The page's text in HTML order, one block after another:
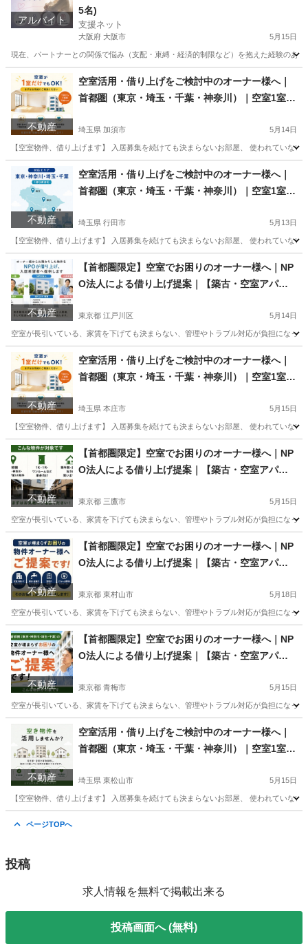
アルバイト
5名)
支援ネット
大阪府 大阪市 5月15日
現在、パートナーとの関係で悩み（支配・束縛・経済的制限など）を抱えた経験のあ
大阪 大阪市 その他 アンケート
不動産
空室活用・借り上げをご検討中のオーナー様へ｜
首都圏（東京・埼玉・千葉・神奈川）｜空室1室か
埼玉県 加須市 5月14日
【空室物件、借り上げます】 入居募集を続けても決まらないお部屋、 使われていな
埼玉 加須市 不動産売買（マンション/一戸建て） 物件
不動産
空室活用・借り上げをご検討中のオーナー様へ｜
首都圏（東京・埼玉・千葉・神奈川）｜空室1室か
埼玉県 行田市 5月13日
【空室物件、借り上げます】 入居募集を続けても決まらないお部屋、 使われていな
埼玉 行田市 不動産売買（マンション/一戸建て） 物件
不動産
【首都圏限定】空室でお困りのオーナー様へ｜NP
O法人による借り上げ提案｜【築古・空室アパー
東京都 江戸川区 5月14日
空室が長引いている、家賃を下げても決まらない、管理やトラブル対応が負担にな
東京 江戸川区 不動産売買（マンション/一戸建て） 物件
不動産
空室活用・借り上げをご検討中のオーナー様へ｜
首都圏（東京・埼玉・千葉・神奈川）｜空室1室か
埼玉県 本庄市 5月15日
【空室物件、借り上げます】 入居募集を続けても決まらないお部屋、 使われていな
埼玉 本庄市 不動産売買（マンション/一戸建て） 物件
不動産
【首都圏限定】空室でお困りのオーナー様へ｜NP
O法人による借り上げ提案｜【築古・空室アパー
東京都 三鷹市 5月15日
空室が長引いている、家賃を下げても決まらない、管理やトラブル対応が負担にな
東京 三鷹市 不動産売買（マンション/一戸建て） 物件
不動産
【首都圏限定】空室でお困りのオーナー様へ｜NP
O法人による借り上げ提案｜【築古・空室アパー
東京都 東村山市 5月18日
空室が長引いている、家賃を下げても決まらない、管理やトラブル対応が負担にな
東京 東村山市 土地販売/土地売買 物件
不動産
【首都圏限定】空室でお困りのオーナー様へ｜NP
O法人による借り上げ提案｜【築古・空室アパー
東京都 青梅市 5月15日
空室が長引いている、家賃を下げても決まらない、管理やトラブル対応が負担にな
東京 青梅市 土地販売/土地売買 物件
不動産
空室活用・借り上げをご検討中のオーナー様へ｜
首都圏（東京・埼玉・千葉・神奈川）｜空室1室か
埼玉県 東松山市 5月15日
【空室物件、借り上げます】 入居募集を続けても決まらないお部屋、 使われていな
ページTOPへ
投稿
求人情報を無料で掲載出来る
投稿画面へ (無料)